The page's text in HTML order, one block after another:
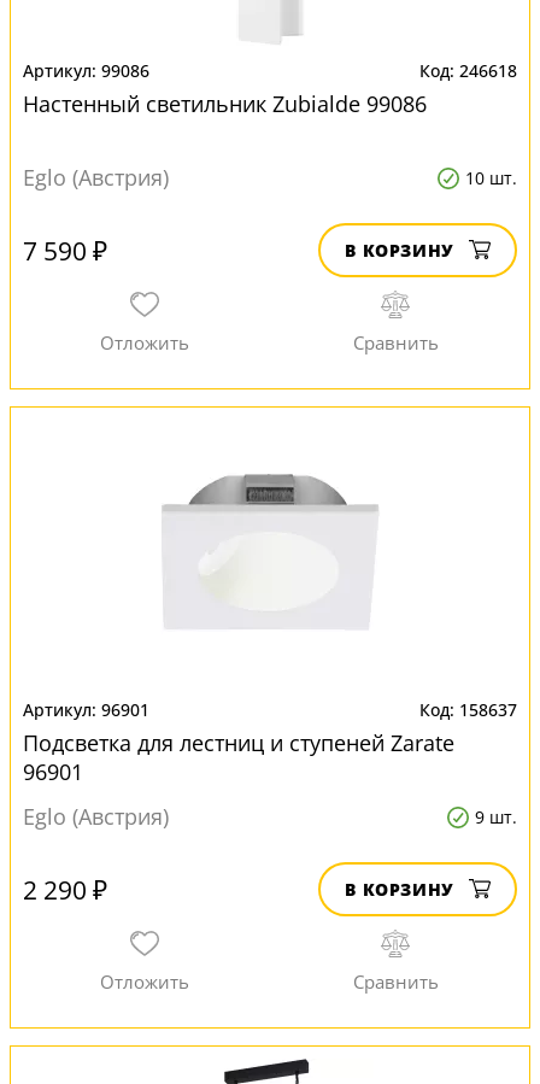
99086 246618
Настенный светильник Zubialde 99086
Eglo (Австрия) 10 шт.
7 590 ₽ В КОРЗИНУ
96901 158637
Подсветка для лестниц и ступеней Zarate
96901
Eglo (Австрия)
9 шт.
2 290 ₽ В КОРЗИНУ